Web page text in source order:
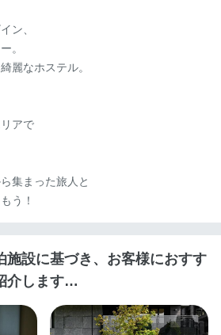
ン、
。
麗なホステル。
アで
集まった旅人と
う！
施設に基づき、お客様におすす
介します…